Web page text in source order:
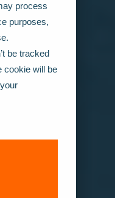
process
purposes,
be tracked
cookie will be